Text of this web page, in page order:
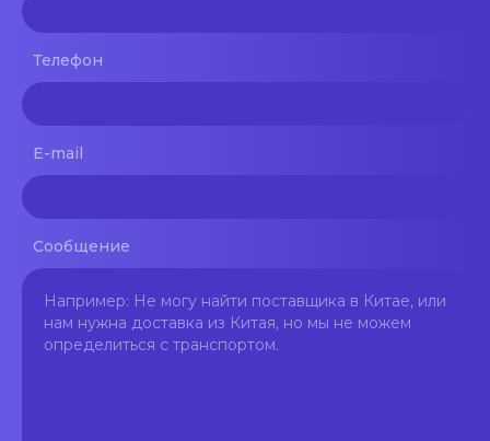
Телефон
E-mail
Сообщение